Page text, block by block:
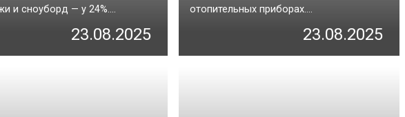
и сноуборд — у 24%....
23.08.2025
отопительных приборах....
23.08.2025